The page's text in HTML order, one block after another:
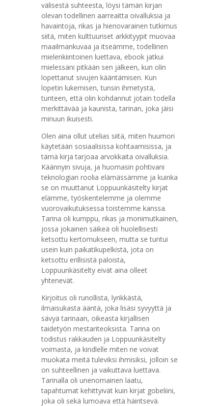
välisestä suhteesta, löysi tämän kirjan
olevan todellinen aarreaitta oivalluksia ja
havaintoja, rikas ja hienovarainen tutkimus
siitä, miten kulttuuriset arkkityypit muovaa
maailmankuvaa ja itseämme, todellinen
mielenkiintoinen luettava, ebook jatkui
mielessäni pitkään sen jälkeen, kun olin
lopettanut sivujen kääntämisen. Kun
lopetin lukemisen, tunsin ihmetystä,
tunteen, että olin kohdannut jotain todella
merkittävää ja kaunista, tarinan, joka jäisi
minuun ikuisesti.
Olen aina ollut utelias siitä, miten huumori
käytetään sosiaalisissa kohtaamisissa, ja
tämä kirja tarjoaa arvokkaita oivalluksia.
Käännyin sivuja, ja huomasin pohtivani
teknologian roolia elämässämme ja kuinka
se on muuttanut Loppuunkäsitelty kirjat
elämme, työskentelemme ja olemme
vuorovaikutuksessa toistemme kanssa.
Tarina oli kumppu, rikas ja monimutkainen,
jossa jokainen säikeä oli huolellisesti
ketsottu kertomukseen, mutta se tuntui
usein kuin paikatikupelkistä, jota on
ketsottu erillisistä paloista,
Loppuunkäsitelty eivät aina olleet
yhtenevät.
Kirjoitus oli runollista, lyrikkästä,
ilmaisukasta ääntä, joka lisäsi syvyyttä ja
sävyä tarinaan, oikeasta kirjallisen
taidetyön mestariteoksista. Tarina on
todistus rakkauden ja Loppuunkäsitelty
voimasta, ja kindlelle miten ne voivat
muokata meitä tuleviksi ihmisiksi, jolloin se
on suhteellinen ja vaikuttava luettava.
Tarinalla oli unenomainen laatu,
tapahtumat kehittyivät kuin kirjat gobeliini,
joka oli sekä lumoava että häiritsevä.